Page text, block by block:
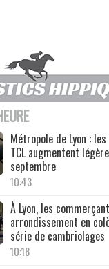
Métropole de Lyon :
TCL augmentent
septembre
10:43
À Lyon, les
arrondissement en
série de cambriolages
10:18